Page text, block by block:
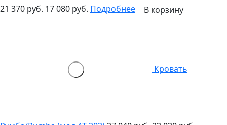
21 370 руб. 17 080 руб. Подробнее В корзину
Кровать